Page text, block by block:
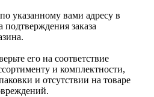
указанному вами адресу в
заказа
его на соответствие
и комплектности,
и отсутствии на товаре